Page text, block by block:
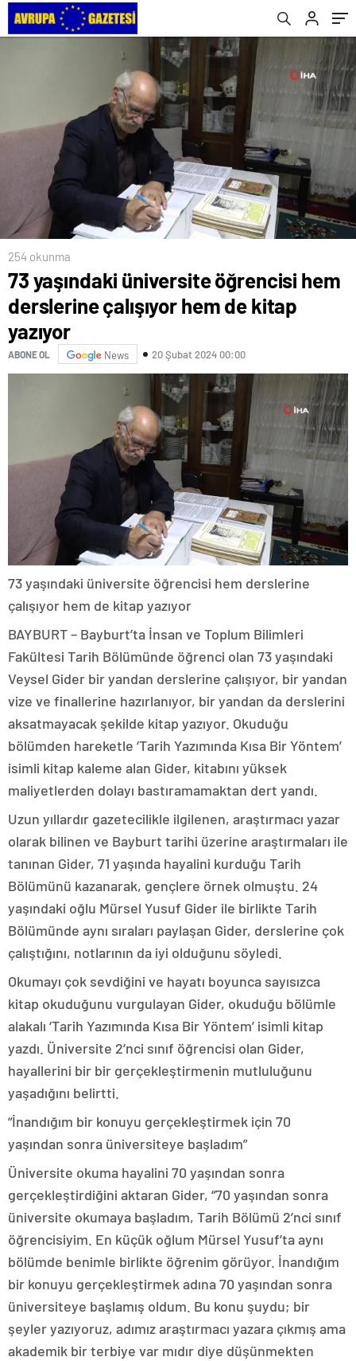
254 okunma
73 yaşındaki üniversite öğrencisi hem
derslerine çalışıyor hem de kitap
yazıyor
ABONE OL News 20 Şubat 2024 00:00
73 yaşındaki üniversite öğrencisi hem derslerine
çalışıyor hem de kitap yazıyor
BAYBURT – Bayburt’ta İnsan ve Toplum Bilimleri
Fakültesi Tarih Bölümünde öğrenci olan 73 yaşındaki
Veysel Gider bir yandan derslerine çalışıyor, bir yandan
vize ve finallerine hazırlanıyor, bir yandan da derslerini
aksatmayacak şekilde kitap yazıyor. Okuduğu
bölümden hareketle ‘Tarih Yazımında Kısa Bir Yöntem’
isimli kitap kaleme alan Gider, kitabını yüksek
maliyetlerden dolayı bastıramamaktan dert yandı.
Uzun yıllardır gazetecilikle ilgilenen, araştırmacı yazar
olarak bilinen ve Bayburt tarihi üzerine araştırmaları ile
tanınan Gider, 71 yaşında hayalini kurduğu Tarih
Bölümünü kazanarak, gençlere örnek olmuştu. 24
yaşındaki oğlu Mürsel Yusuf Gider ile birlikte Tarih
Bölümünde aynı sıraları paylaşan Gider, derslerine çok
çalıştığını, notlarının da iyi olduğunu söyledi.
Okumayı çok sevdiğini ve hayatı boyunca sayısızca
kitap okuduğunu vurgulayan Gider, okuduğu bölümle
alakalı ‘Tarih Yazımında Kısa Bir Yöntem’ isimli kitap
yazdı. Üniversite 2’nci sınıf öğrencisi olan Gider,
hayallerini bir bir gerçekleştirmenin mutluluğunu
yaşadığını belirtti.
“İnandığım bir konuyu gerçekleştirmek için 70
yaşından sonra üniversiteye başladım”
Üniversite okuma hayalini 70 yaşından sonra
gerçekleştirdiğini aktaran Gider, “70 yaşından sonra
üniversite okumaya başladım, Tarih Bölümü 2’nci sınıf
öğrencisiyim. En küçük oğlum Mürsel Yusuf’ta aynı
bölümde benimle birlikte öğrenim görüyor. İnandığım
bir konuyu gerçekleştirmek adına 70 yaşından sonra
üniversiteye başlamış oldum. Bu konu şuydu; bir
şeyler yazıyoruz, adımız araştırmacı yazara çıkmış ama
akademik bir terbiye var mıdır diye düşünmekten